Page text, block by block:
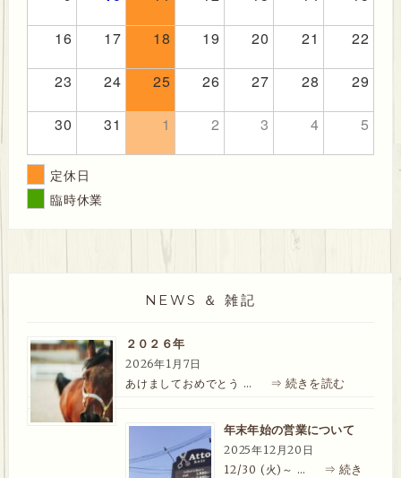
16 17 18 19 20 21 22
23 24 25 26 27 28 29
30 31 1 2 3 4 5
定休日
臨時休業
NEWS ＆ 雑記
２０２６年
2026年1月7日
あけましておめでとう …
⇒ 続きを読む
年末年始の営業について
2025年12月20日
12/30 (火)～ …
⇒ 続き